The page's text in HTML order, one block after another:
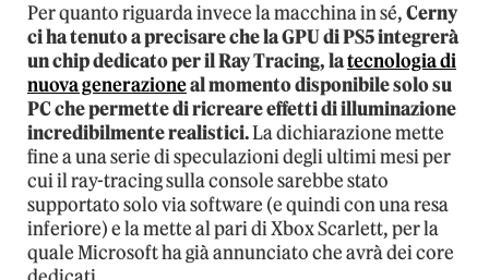
Per quanto riguarda invece la macchina in sé,Cerny
ci ha tenuto a precisare che la GPU di PS5 integrerà
un chip dedicato per il Ray Tracing, latecnologia di
nuova generazioneal momento disponibile solo su
PC che permette di ricreare effetti di illuminazione
incredibilmente realistici.La dichiarazione mette
fine a una serie di speculazioni degli ultimi mesi per
cui il ray-tracing sulla console sarebbe stato
supportato solo via software (e quindi con una resa
inferiore) e la mette al pari di Xbox Scarlett, per la
quale Microsoft ha già annunciato che avrà dei core